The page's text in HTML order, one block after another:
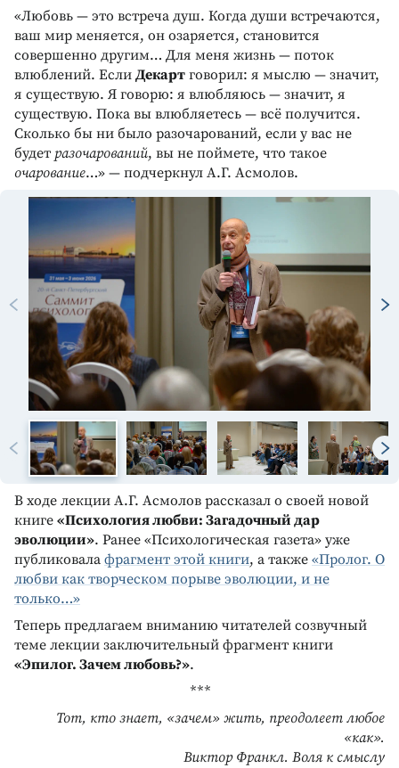
«Любовь — это встреча душ. Когда души встречаются,
ваш мир меняется, он озаряется, становится
совершенно другим… Для меня жизнь — поток
влюблений. Если Декарт говорил: я мыслю — значит,
я существую. Я говорю: я влюбляюсь — значит, я
существую. Пока вы влюбляетесь — всё получится.
Сколько бы ни было разочарований, если у вас не
будет разочарований, вы не поймете, что такое
очарование…» — подчеркнул А.Г. Асмолов.
В ходе лекции А.Г. Асмолов рассказал о своей новой
книге «Психология любви: Загадочный дар
эволюции». Ранее «Психологическая газета» уже
публиковала фрагмент этой книги, а также «Пролог. О
любви как творческом порыве эволюции, и не
только…»
Теперь предлагаем вниманию читателей созвучный
теме лекции заключительный фрагмент книги
«Эпилог. Зачем любовь?».
***
Тот, кто знает, «зачем» жить, преодолеет любое
«как».
Виктор Франкл. Воля к смыслу